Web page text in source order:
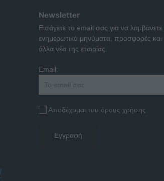
Newsletter
Εισάγετε το email σας για να λαμβάνετε
ενημερωτικά μηνύματα, προσφορές και
άλλα νέα της εταιρίας.
Email:
Αποδέχομαι του όρους χρήσης